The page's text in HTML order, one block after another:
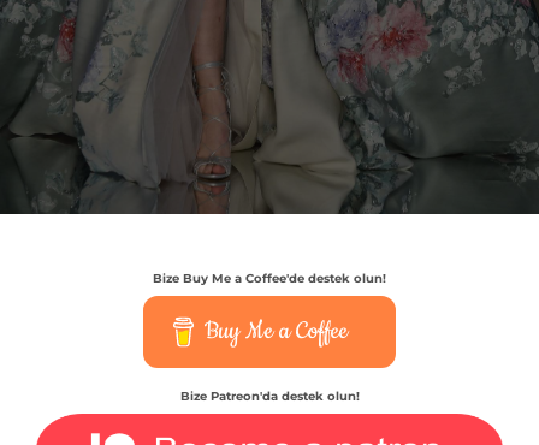
Bize Buy Me a Coffee'de destek olun!
Buy Me a Coffee
Bize Patreon'da destek olun!